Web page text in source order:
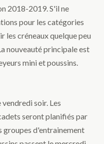
2018-2019. S'il ne
pour les catégories
les créneaux quelque peu
nouveauté principale est
mini et poussins.
soir. Les
seront planifiés par
groupes d'entrainement